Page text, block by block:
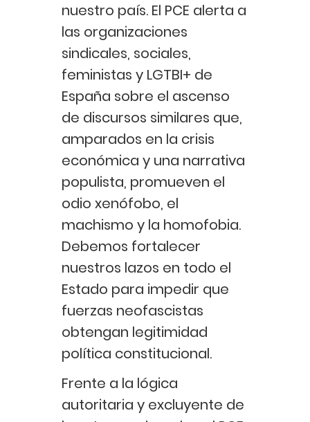
nuestro país. El PCE alerta a
las organizaciones
sindicales, sociales,
feministas y LGTBI+ de
España sobre el ascenso
de discursos similares que,
amparados en la crisis
económica y una narrativa
populista, promueven el
odio xenófobo, el
machismo y la homofobia.
Debemos fortalecer
nuestros lazos en todo el
Estado para impedir que
fuerzas neofascistas
obtengan legitimidad
política constitucional.
Frente a la lógica
autoritaria y excluyente de